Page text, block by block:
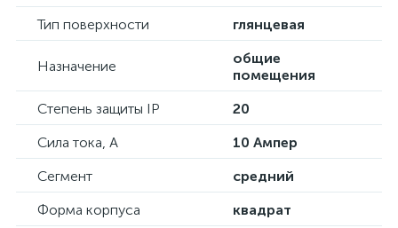
Тип поверхности
глянцевая
Назначение
общие
помещения
Степень защиты IP
20
Сила тока, А
10 Ампер
Сегмент
средний
Форма корпуса
квадрат